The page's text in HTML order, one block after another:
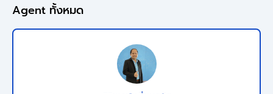
Agent ทั้งหมด